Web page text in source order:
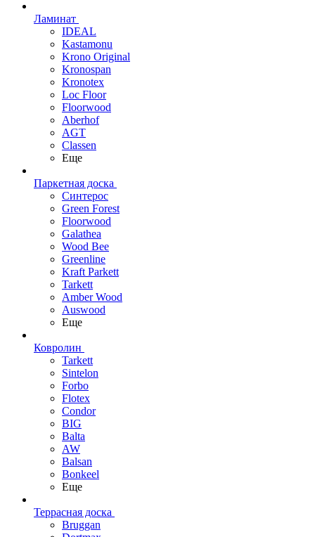
Ламинат
IDEAL
Kastamonu
Krono Original
Kronospan
Kronotex
Loc Floor
Floorwood
Aberhof
AGT
Classen
Еще
Паркетная доска
Синтерос
Green Forest
Floorwood
Galathea
Wood Bee
Greenline
Kraft Parkett
Tarkett
Amber Wood
Auswood
Еще
Ковролин
Tarkett
Sintelon
Forbo
Flotex
Condor
BIG
Balta
AW
Balsan
Bonkeel
Еще
Террасная доска
Bruggan